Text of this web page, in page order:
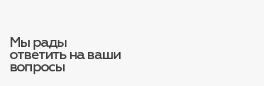
Мы рады
ответить на ваши
вопросы